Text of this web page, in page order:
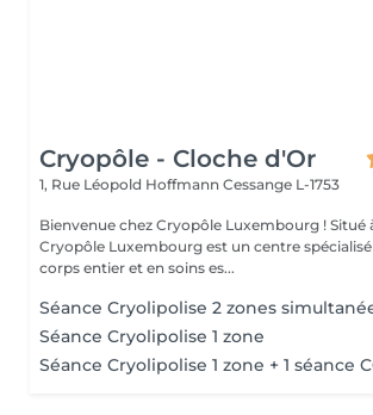
Cryopôle - Cloche d'Or
1, Rue Léopold Hoffmann Cessange L-1753
Bienvenue chez Cryopôle Luxembourg ! Situé à la Cloche d'Or,
Cryopôle Luxembourg est un centre
corps entier et en soins es...
Séance Cryolipolise 2 zones
Séance Cryolipolise 1 zone
Séance Cryolipolise 1 zone + 1 séance